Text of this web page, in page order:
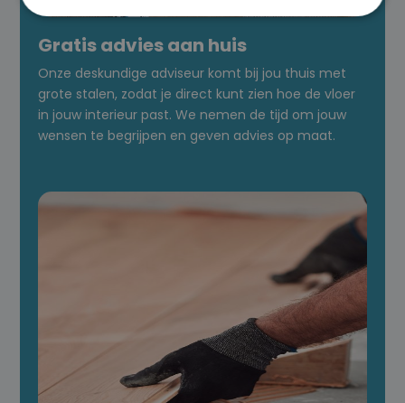
Gratis advies aan huis
Onze deskundige adviseur komt bij jou thuis met
grote stalen, zodat je direct kunt zien hoe de vloer
in jouw interieur past. We nemen de tijd om jouw
wensen te begrijpen en geven advies op maat.